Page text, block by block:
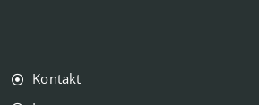
Kontakt